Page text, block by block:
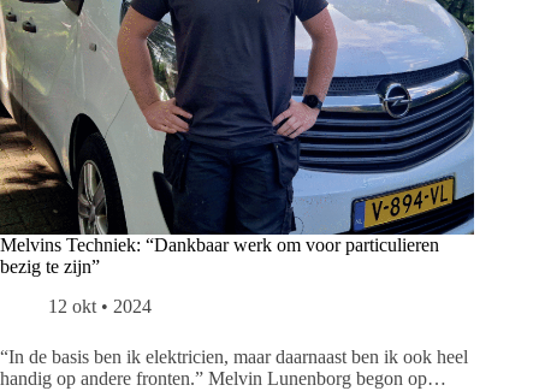
Melvins Techniek: “Dankbaar werk om voor particulieren
bezig te zijn”
12 okt • 2024
“In de basis ben ik elektricien, maar daarnaast ben ik ook heel
handig op andere fronten.” Melvin Lunenborg begon op…